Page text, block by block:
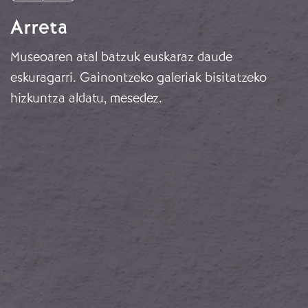
Arreta
Museoaren atal batzuk euskaraz daude
eskuragarri. Gainontzeko galeriak bisitatzeko
hizkuntza aldatu, mesedez.